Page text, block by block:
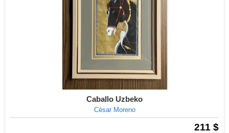
Caballo Uzbeko
César Moreno
211 $